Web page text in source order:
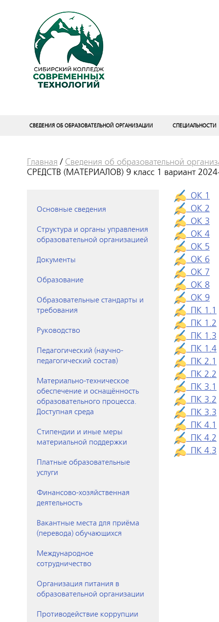
СВЕДЕНИЯ ОБ ОБРАЗОВАТЕЛЬНОЙ ОРГАНИЗАЦИИ СПЕЦИАЛЬНОСТИ
Главная / Сведения об образовательной
СРЕДСТВ (МАТЕРИАЛОВ) 9 класс 1 вариант
Основные сведения
Структура и органы управления
образовательной организацией
Документы
Образование
Образовательные стандарты и
требования
Руководство
Педагогический (научно-
педагогический состав)
Материально-техническое
обеспечение и оснащённость
образовательного процесса.
Доступная среда
Стипендии и иные меры
материальной поддержки
Платные образовательные
услуги
Финансово-хозяйственная
деятельность
Вакантные места для приёма
(перевода) обучающихся
Международное
сотрудничество
Организация питания в
образовательной организации
Противодействие коррупции
ОК 1
ОК 2
ОК 3
ОК 4
ОК 5
ОК 6
ОК 7
ОК 8
ОК 9
ПК 1.1
ПК 1.2
ПК 1.3
ПК 1.4
ПК 2.1
ПК 2.2
ПК 3.1
ПК 3.2
ПК 3.3
ПК 4.1
ПК 4.2
ПК 4.3